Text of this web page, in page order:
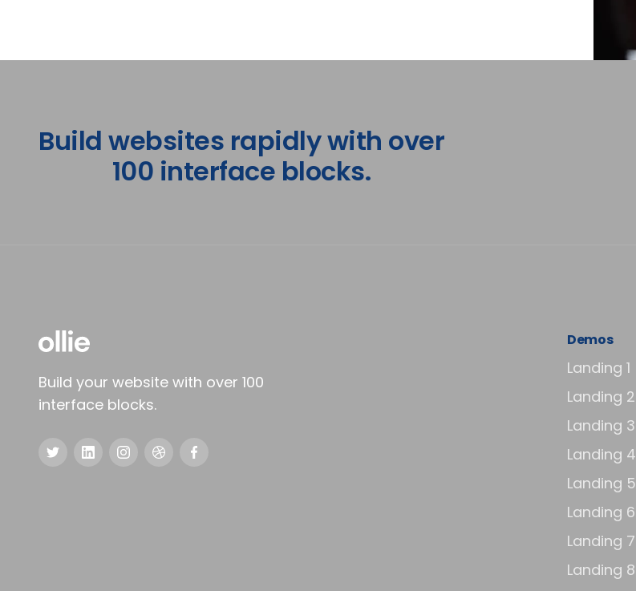
Build websites rapidly with over
100 interface blocks.
Build your website with over 100
interface blocks.
Demos
Landing 1
Landing 2
Landing 3
Landing 4
Landing 5
Landing 6
Landing 7
Landing 8